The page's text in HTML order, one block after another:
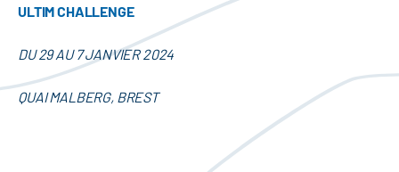
ULTIM CHALLENGE
DU 29 AU 7 JANVIER 2024
QUAI MALBERG, BREST